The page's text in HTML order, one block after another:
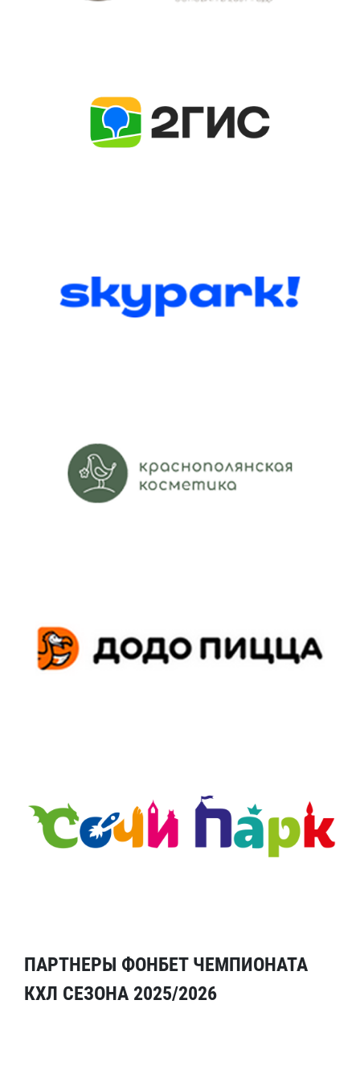
ПАРТНЕРЫ ФОНБЕТ ЧЕМПИОНАТА
КХЛ СЕЗОНА 2025/2026